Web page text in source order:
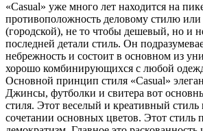
«Casual» уже много лет находится на
противоположность деловому стилю
(городской), не то чтобы дешевый, но и
последней детали стиль. Он
небрежность и состоит в основном из
хорошо комбинирующихся с любой
Основной принцип стиля «Casual»
Джинсы, футболки и свитера вот
стиля. Этот веселый и креативный стиль
сочетании основных цветов. Этот стиль